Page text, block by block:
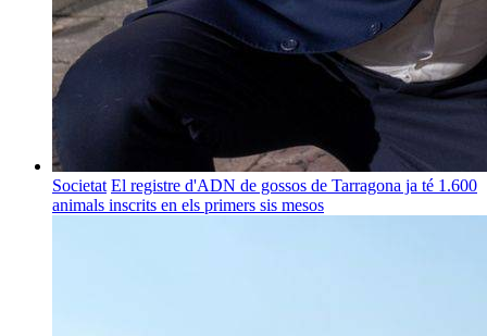
Societat El registre d'ADN de gossos de Tarragona ja té 1.600
animals inscrits en els primers sis mesos